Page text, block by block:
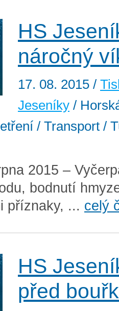
HS
náročný
17. 08. 2015 /
Jeseníky /
/ Transport /
2015 –
bodnutí
příznaky, ... celý
HS
před